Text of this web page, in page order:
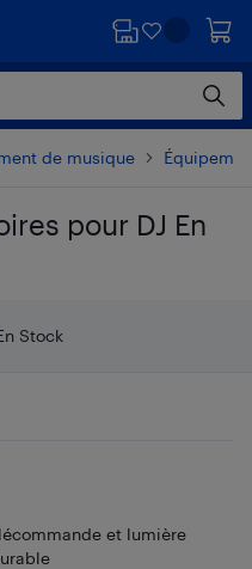
de musique
pour DJ En
Stock
et lumière